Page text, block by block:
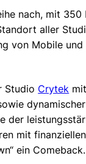
nach, mit 350
aller
von Mobile und
Studio Crytek
der
mit
ein Comeback.